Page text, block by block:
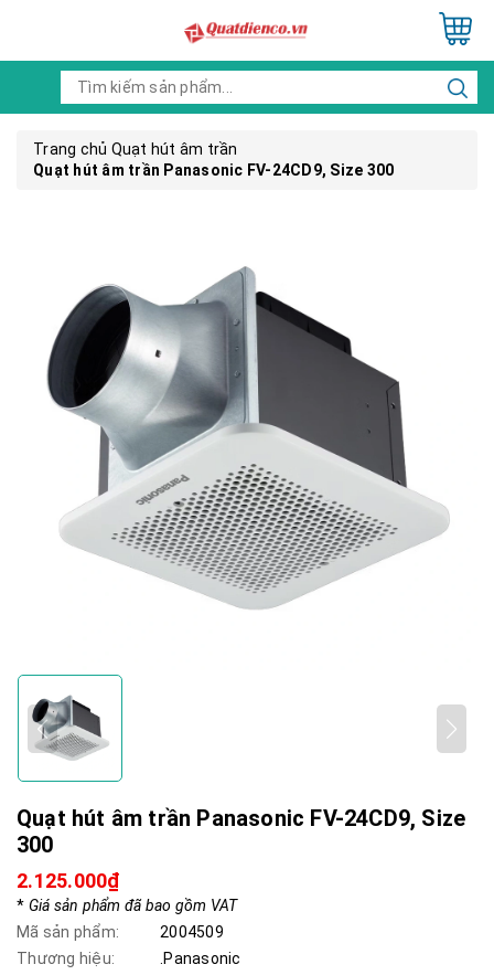
Trang chủ Quạt hút âm trần
Quạt hút âm trần Panasonic FV-24CD9, Size 300
Quạt hút âm trần Panasonic FV-24CD9, Size
300
2.125.000₫
* Giá sản phẩm đã bao gồm VAT
Mã sản phẩm:
2004509
Thương hiệu:
.Panasonic